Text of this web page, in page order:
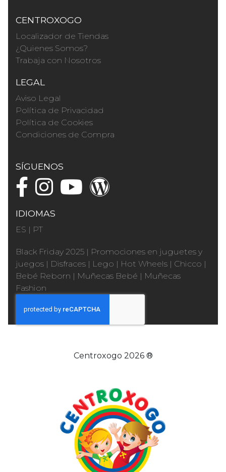
CENTROXOGO
Localizador de Tiendas
¿Quienes Somos?
Trabaja con Nosotros
LEGAL
Aviso Legal
Política de Privacidad
Política de Cookies
Condiciones de Compra
SÍGUENOS
IDIOMAS
ES | PT
Black Friday 2025 | Promociones en juguetes y
juegos | Disfraces | Lego | Hot Wheels | Chicco |
Bebé Reborn | Muñecas Bebé | Muñecas
Fashion
Centroxogo 2026 ®